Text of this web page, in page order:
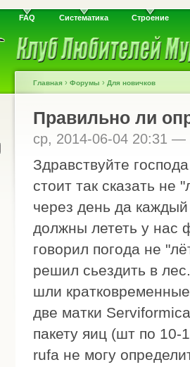
FAQ Систематика Строение
Главная › Форумы › Для новичков
Правильно ли
ср, 2014-06-04 20:31 —
Здравствуйте
стоит так сказать
через день да
должны лететь у нас
говорил погода не
решил сьездить в
шли
две матки
пакету яиц (шт по
rufa не могу